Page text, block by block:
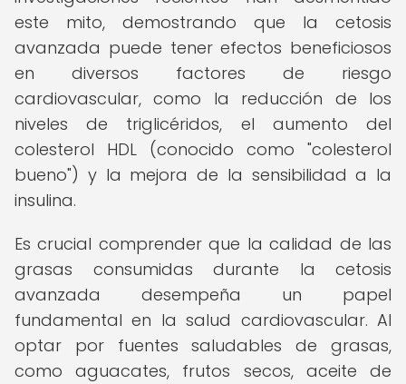
este mito, demostrando que la cetosis
avanzada puede tener efectos beneficiosos
en diversos factores de riesgo
cardiovascular, como la reducción de los
niveles de triglicéridos, el aumento del
colesterol HDL (conocido como "colesterol
bueno") y la mejora de la sensibilidad a la
insulina.
Es crucial comprender que la calidad de las
grasas consumidas durante la cetosis
avanzada desempeña un papel
fundamental en la salud cardiovascular. Al
optar por fuentes saludables de grasas,
como aguacates, frutos secos, aceite de